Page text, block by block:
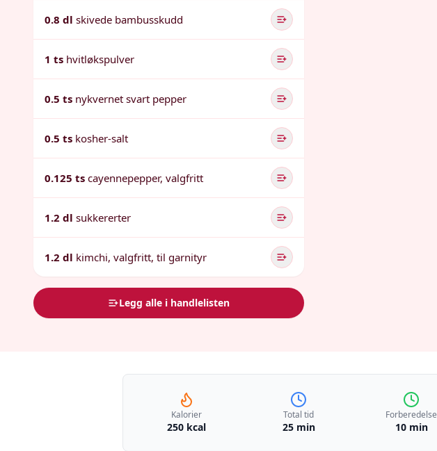
0.8 dl skivede bambusskudd
1 ts hvitløkspulver
0.5 ts nykvernet svart pepper
0.5 ts kosher-salt
0.125 ts cayennepepper, valgfritt
1.2 dl sukkererter
1.2 dl kimchi, valgfritt, til garnityr
Legg alle i handlelisten
Kalorier
250 kcal
Total tid
25 min
Forberedelse
10 min